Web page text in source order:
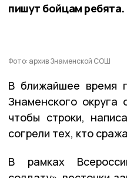
пишут бойцам ребята.
Фото: архив Знаменской СОШ
В ближайшее время
Знаменского округа
чтобы строки,
согрели тех, кто
В рамках